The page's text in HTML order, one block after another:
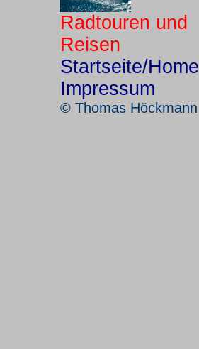
Radtouren und
Reisen
Startseite/Home
Impressum
© Thomas Höckmann